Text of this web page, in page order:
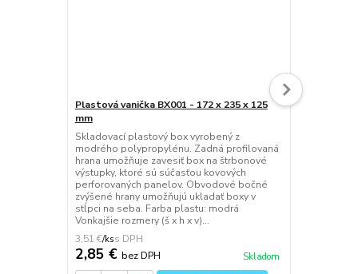
Plastová vanička BX001 - 172 x 235 x 125
mm
Skladovací plastový box vyrobený z
modrého polypropylénu. Zadná profilovaná
hrana umožňuje zavesiť box na štrbonové
výstupky, ktoré sú súčasťou kovových
perforovaných panelov. Obvodové bočné
zvýšené hrany umožňujú ukladať boxy v
stĺpci na seba. Farba plastu: modrá
Vonkajšie rozmery (š x h x v)...
3,51 €/ks
2,85 € bez DPH Skladom
Plastová